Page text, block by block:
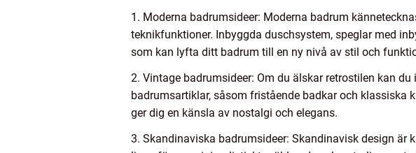
1. Moderna badrumsideer: Moderna badrum
teknikfunktioner. Inbyggda duschsystem, speglar med
som kan lyfta ditt badrum till en ny nivå av stil och
2. Vintage badrumsideer: Om du älskar retrostilen kan
badrumsartiklar, såsom fristående badkar och klassiska
ger dig en känsla av nostalgi och elegans.
3. Skandinaviska badrumsideer: Skandinavisk design